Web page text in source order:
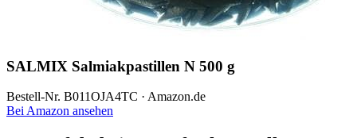
SALMIX Salmiakpastillen N 500 g
Bestell-Nr. B011OJA4TC · Amazon.de
Bei Amazon ansehen